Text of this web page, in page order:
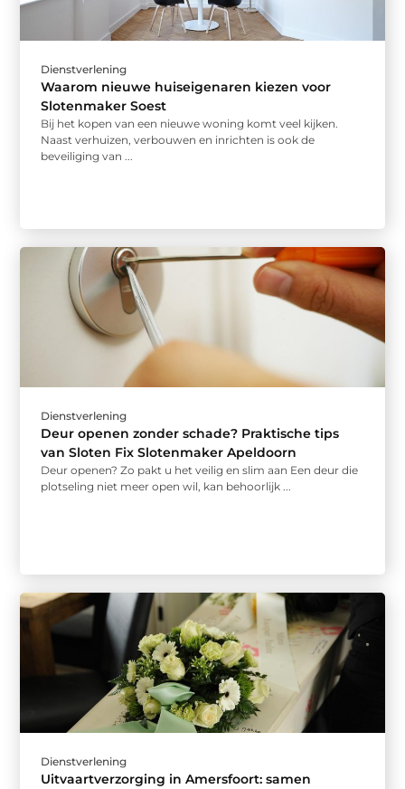
Dienstverlening
Waarom nieuwe huiseigenaren kiezen voor
Slotenmaker Soest
Bij het kopen van een nieuwe woning komt veel kijken.
Naast verhuizen, verbouwen en inrichten is ook de
beveiliging van ...
Dienstverlening
Deur openen zonder schade? Praktische tips
van Sloten Fix Slotenmaker Apeldoorn
Deur openen? Zo pakt u het veilig en slim aan Een deur die
plotseling niet meer open wil, kan behoorlijk ...
Dienstverlening
Uitvaartverzorging in Amersfoort: samen